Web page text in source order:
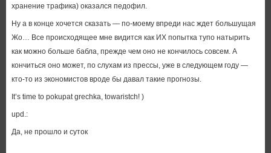
хранение трафика) оказался педофил.
Ну а в конце хочется сказать — по-моему впреди нас ждет большущая
Жо… Все происходящее мне видится как ИХ попытка тупо натырить
как можно больше бабла, прежде чем оно не кончилось совсем. А
кончиться оно может, по слухам из прессы, уже в следующем году —
кто-то из экономистов вроде бы давал такие прогнозы.
It’s time to pokupat grechka, towaristch! )
upd.:
Да, не прошло и суток